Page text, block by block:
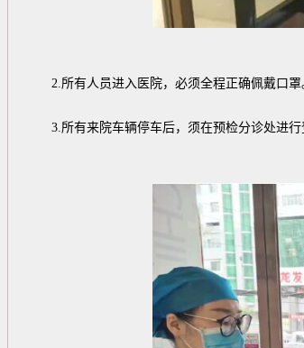
2.所有人员进入医院，必须全程正确佩戴口罩
3.所有来院车辆停车后，须在预检分诊处进行